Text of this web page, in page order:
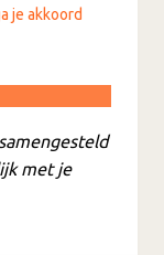
je akkoord
met je